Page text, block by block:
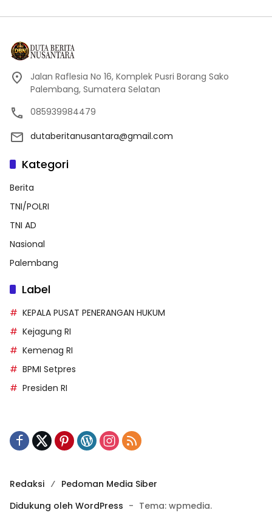
Jalan Raflesia No 16, Komplek Pusri Borang Sako
Palembang, Sumatera Selatan
085939984479
dutaberitanusantara@gmail.com
Kategori
Berita
TNI/POLRI
TNI AD
Nasional
Palembang
Label
KEPALA PUSAT PENERANGAN HUKUM
Kejagung RI
Kemenag RI
BPMI Setpres
Presiden RI
Redaksi
Pedoman Media Siber
Didukung oleh WordPress - Tema: wpmedia.